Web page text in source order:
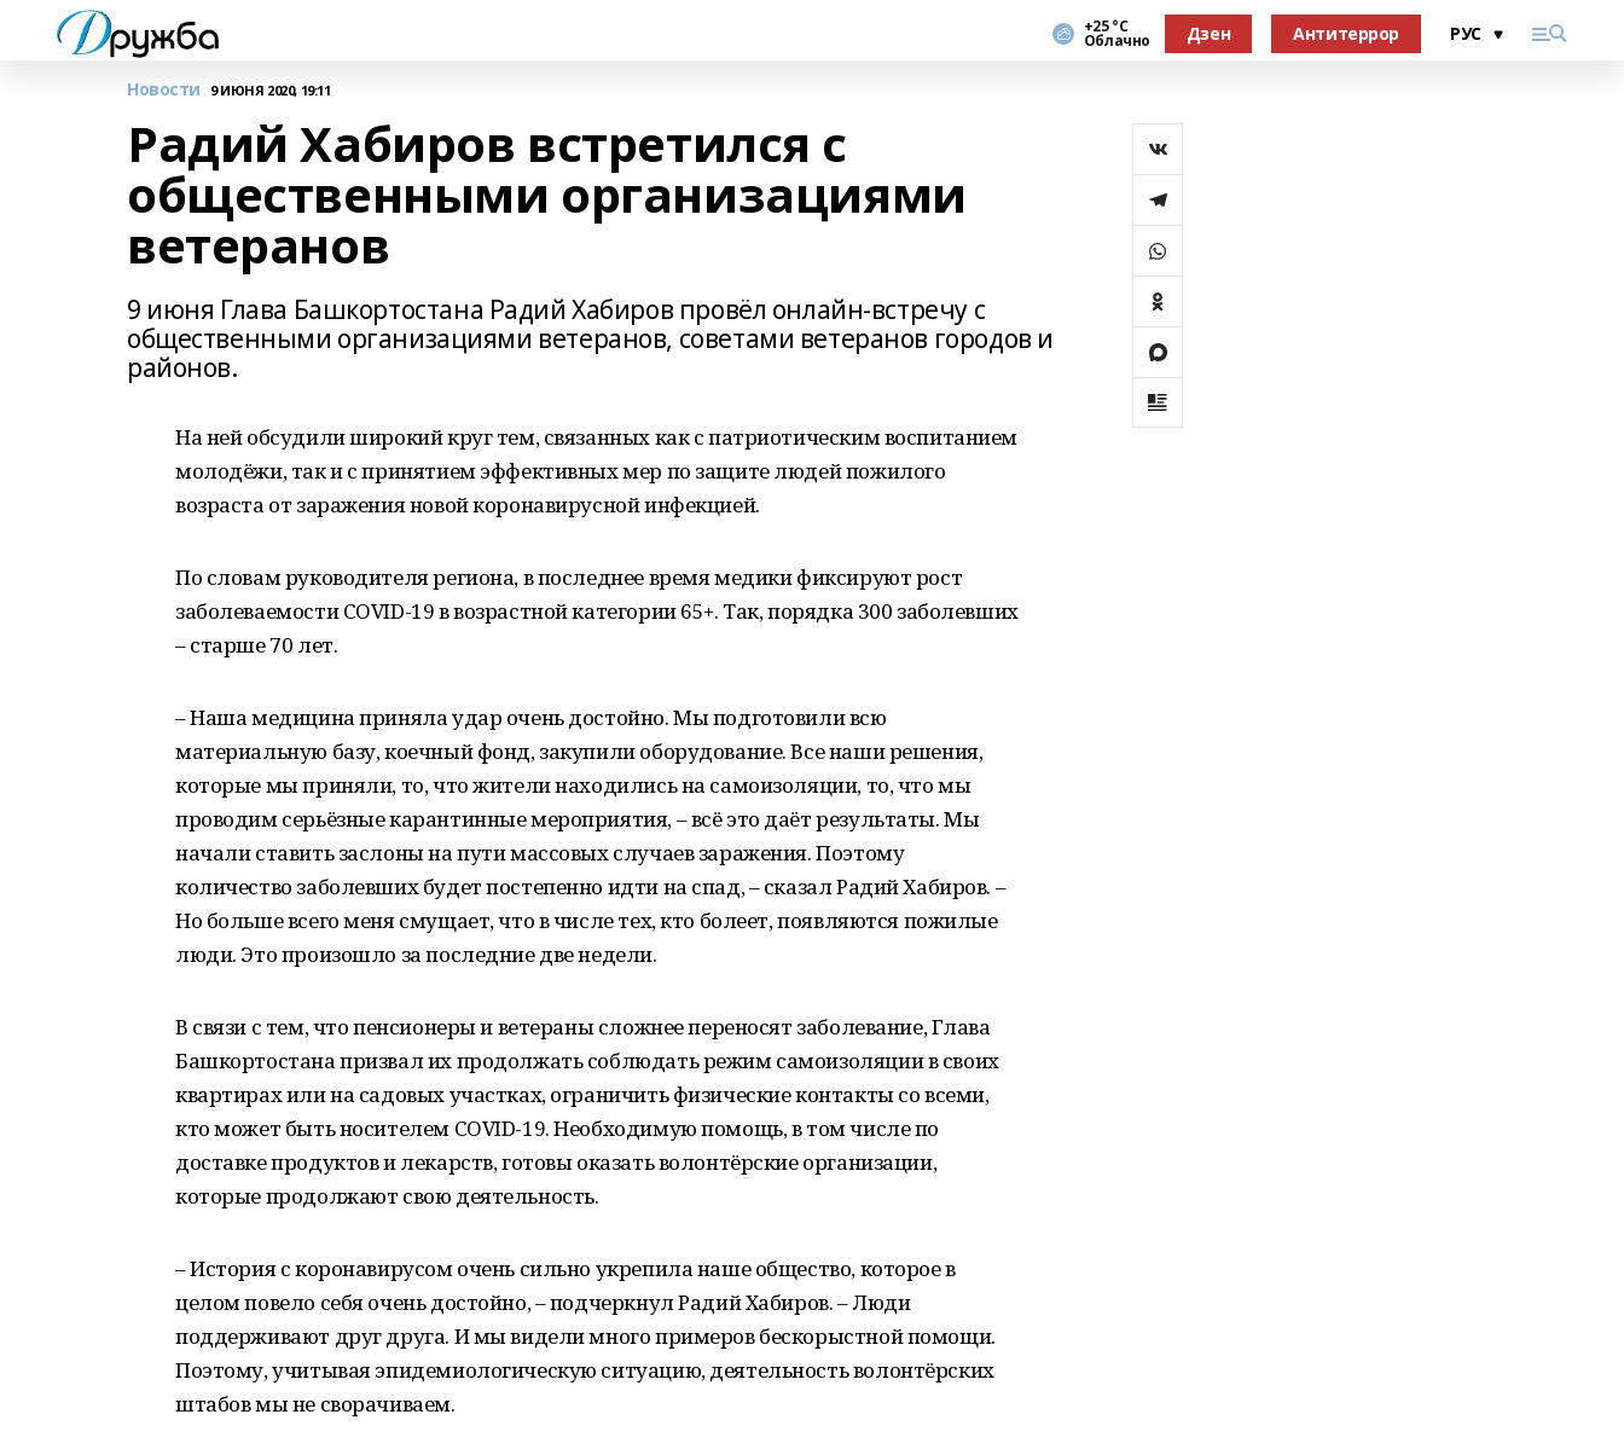
+25 °С
Облачно Дзен Антитеррор
Новости 9 ИЮНЯ 2020, 19:11
Радий Хабиров встретился с
общественными организациями
ветеранов
9 июня Глава Башкортостана Радий Хабиров провёл онлайн-встречу с
общественными организациями ветеранов, советами ветеранов городов и
районов.
На ней обсудили широкий круг тем, связанных как с патриотическим воспитанием
молодёжи, так и с принятием эффективных мер по защите людей пожилого
возраста от заражения новой коронавирусной инфекцией.
По словам руководителя региона, в последнее время медики фиксируют рост
заболеваемости COVID-19 в возрастной категории 65+. Так, порядка 300 заболевших
– старше 70 лет.
– Наша медицина приняла удар очень достойно. Мы подготовили всю
материальную базу, коечный фонд, закупили оборудование. Все наши решения,
которые мы приняли, то, что жители находились на самоизоляции, то, что мы
проводим серьёзные карантинные мероприятия, – всё это даёт результаты. Мы
начали ставить заслоны на пути массовых случаев заражения. Поэтому
количество заболевших будет постепенно идти на спад, – сказал Радий Хабиров. –
Но больше всего меня смущает, что в числе тех, кто болеет, появляются пожилые
люди. Это произошло за последние две недели.
В связи с тем, что пенсионеры и ветераны сложнее переносят заболевание, Глава
Башкортостана призвал их продолжать соблюдать режим самоизоляции в своих
квартирах или на садовых участках, ограничить физические контакты со всеми,
кто может быть носителем COVID-19. Необходимую помощь, в том числе по
доставке продуктов и лекарств, готовы оказать волонтёрские организации,
которые продолжают свою деятельность.
– История с коронавирусом очень сильно укрепила наше общество, которое в
целом повело себя очень достойно, – подчеркнул Радий Хабиров. – Люди
поддерживают друг друга. И мы видели много примеров бескорыстной помощи.
Поэтому, учитывая эпидемиологическую ситуацию, деятельность волонтёрских
штабов мы не сворачиваем.